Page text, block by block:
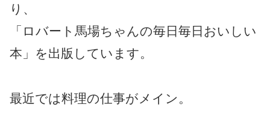
り、
「ロバート馬場ちゃんの毎日毎日おいしい
本」を出版しています。
最近では料理の仕事がメイン。